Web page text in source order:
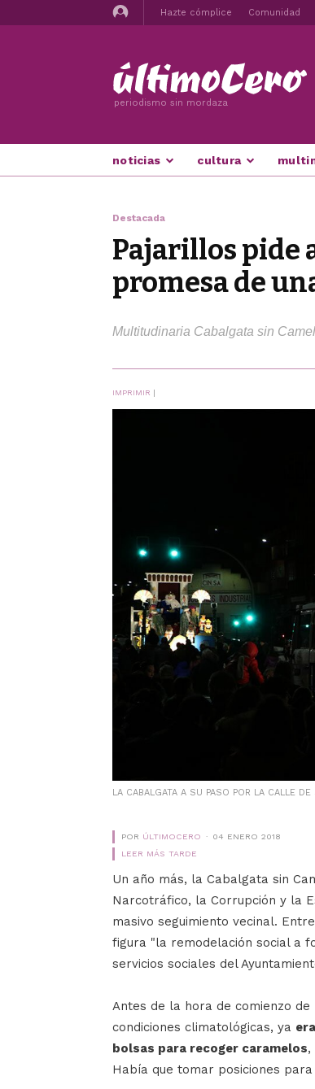
Hazte cómplice Comunidad
periodismo sin mordaza
noticias cultura
Destacada
Pajarillos pide
promesa de
Multitudinaria Cabalgata sin
IMPRIMIR |
LA CABALGATA A SU PASO POR LA CALLE
POR ÚLTIMOCERO
04 ENERO 2018
LEER MÁS TARDE
Un año más, la Cabalgata sin
Narcotráfico, la Corrupción y la
masivo seguimiento vecinal.
figura "la remodelación social a
servicios sociales del
Antes de la hora de comienzo
condiciones climatológicas, ya
bolsas para recoger caramelos,
Había que tomar posiciones